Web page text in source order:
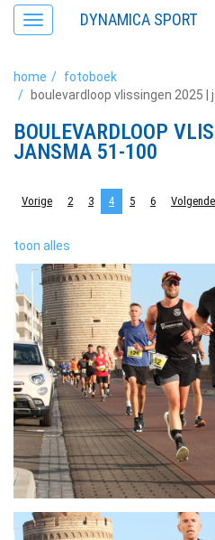
Toggle
navigation
DYNAMICA SPORT
home
fotoboek
boulevardloop vlissingen 2025 |
BOULEVARDLOOP
JANSMA 51-100
Vorige 2 3 4 5 6 Volgende
toon alles